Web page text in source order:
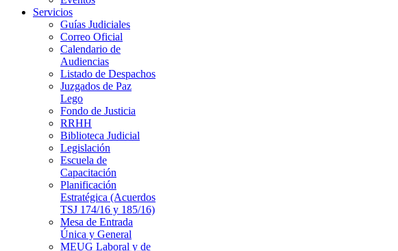
Servicios
Guías Judiciales
Correo Oficial
Calendario de
Audiencias
Listado de Despachos
Juzgados de Paz
Lego
Fondo de Justicia
RRHH
Biblioteca Judicial
Legislación
Escuela de
Capacitación
Planificación
Estratégica (Acuerdos
TSJ 174/16 y 185/16)
Mesa de Entrada
Única y General
MEUG Laboral y de